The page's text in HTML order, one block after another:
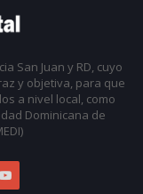
San Juan y RD, cuyo
y objetiva, para que
a nivel local, como
Dominicana de